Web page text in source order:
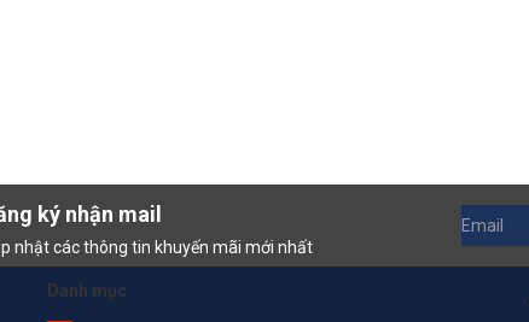
ký nhận mail
nhật các thông tin khuyến mãi mới nhất
Danh mục